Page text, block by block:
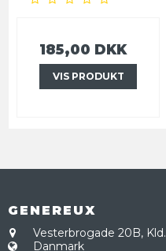
185,00 DKK
VIS PRODUKT
GENEREUX
Vesterbrogade 20B, Kld.
Danmark